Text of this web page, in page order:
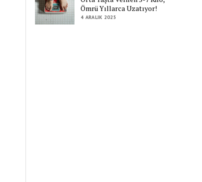
Ömrü Yıllarca Uzatıyor!
4 ARALIK 2025